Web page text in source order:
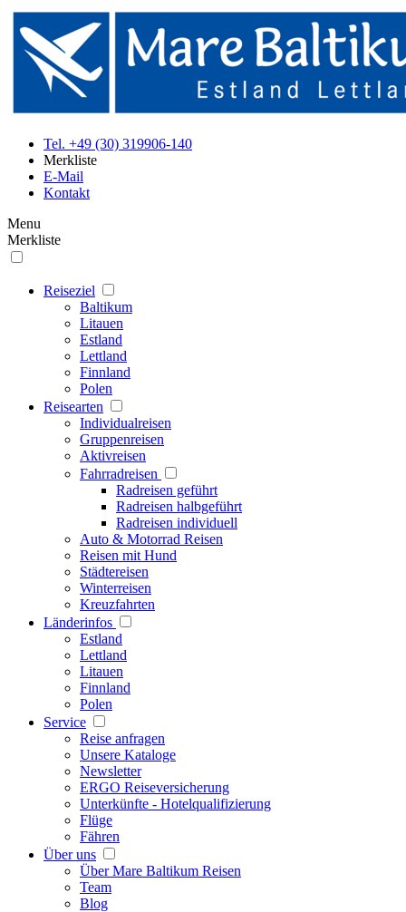
Tel. +49 (30) 319906-140
Merkliste
E-Mail
Kontakt
Menu
Merkliste
Reiseziel
Baltikum
Litauen
Estland
Lettland
Finnland
Polen
Reisearten
Individualreisen
Gruppenreisen
Aktivreisen
Fahrradreisen
Radreisen geführt
Radreisen halbgeführt
Radreisen individuell
Auto & Motorrad Reisen
Reisen mit Hund
Städtereisen
Winterreisen
Kreuzfahrten
Länderinfos
Estland
Lettland
Litauen
Finnland
Polen
Service
Reise anfragen
Unsere Kataloge
Newsletter
ERGO Reiseversicherung
Unterkünfte - Hotelqualifizierung
Flüge
Fähren
Über uns
Über Mare Baltikum Reisen
Team
Blog